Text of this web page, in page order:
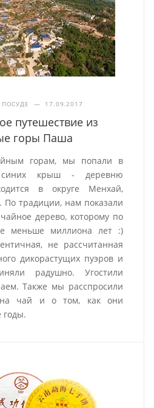
— 17.09.2017
путешествие из
горы Паша
горам, мы попали в
синих крыш - деревню
в округе Менхай,
традиции, нам показали
дерево, которому по
меньше миллиона лет :)
не рассчитанная
дикорастущих пуэров и
радушно. Угостили
Также мы расспросили
чай и о том, как они
годы.